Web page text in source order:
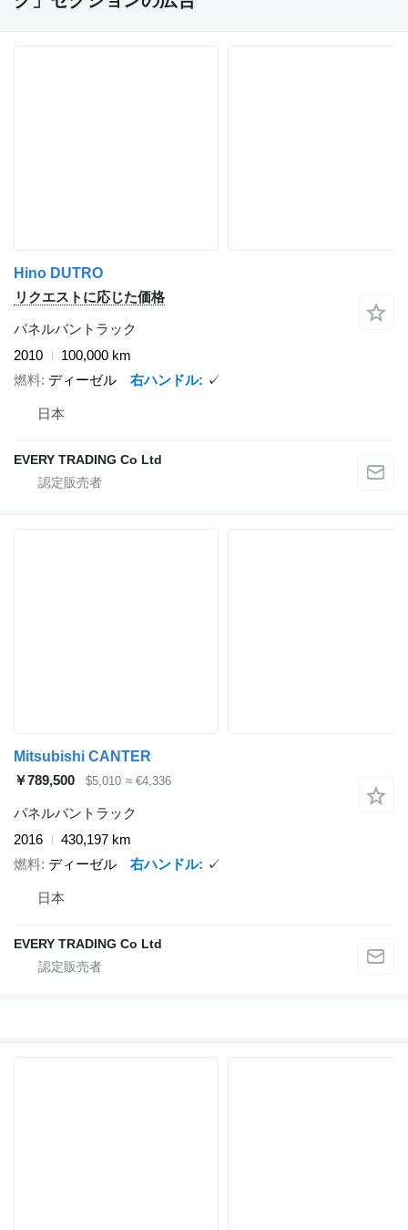
Hino DUTRO
リクエストに応じた価格
パネルバントラック
2010
100,000 km
燃料 ディーゼル 右ハンドル ✓
日本
EVERY TRADING Co Ltd
Mitsubishi CANTER
￥789,500
$5,010 ≈ €4,336
パネルバントラック
2016
430,197 km
燃料 ディーゼル 右ハンドル ✓
日本
EVERY TRADING Co Ltd